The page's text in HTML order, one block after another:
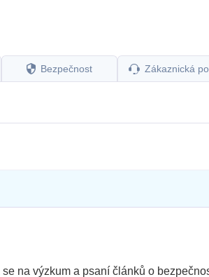
Bezpečnost Zákaznická
na výzkum a psaní článků o